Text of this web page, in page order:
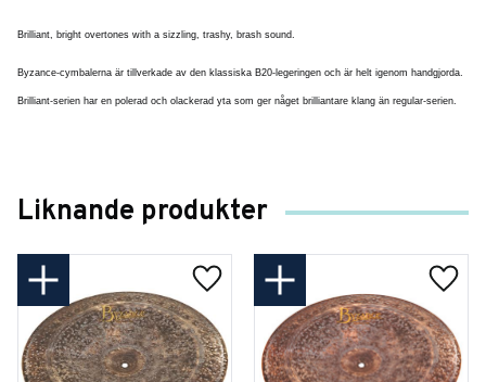
Brilliant, bright overtones with a sizzling, trashy, brash sound.
Byzance-cymbalerna är tillverkade av den klassiska B20-legeringen och är helt igenom handgjorda.
Brilliant-serien har en polerad och olackerad yta som ger någet brilliantare klang än regular-serien.
Liknande produkter